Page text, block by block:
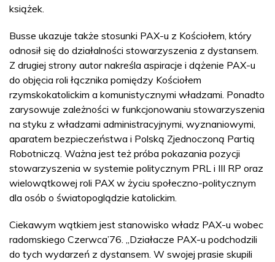
książek.
Busse ukazuje także stosunki PAX-u z Kościołem, który
odnosił się do działalności stowarzyszenia z dystansem.
Z drugiej strony autor nakreśla aspiracje i dążenie PAX-u
do objęcia roli łącznika pomiędzy Kościołem
rzymskokatolickim a komunistycznymi władzami. Ponadto
zarysowuje zależności w funkcjonowaniu stowarzyszenia
na styku z władzami administracyjnymi, wyznaniowymi,
aparatem bezpieczeństwa i Polską Zjednoczoną Partią
Robotniczą. Ważna jest też próba pokazania pozycji
stowarzyszenia w systemie politycznym PRL i III RP oraz
wielowątkowej roli PAX w życiu społeczno-politycznym
dla osób o światopoglądzie katolickim.
Ciekawym wątkiem jest stanowisko władz PAX-u wobec
radomskiego Czerwca’76. „Działacze PAX-u podchodzili
do tych wydarzeń z dystansem. W swojej prasie skupili